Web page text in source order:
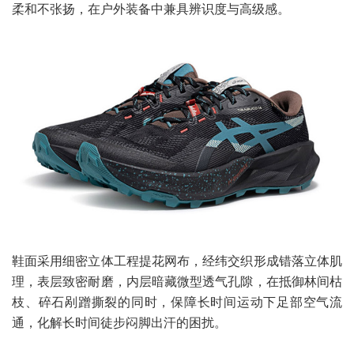
柔和不张扬，在户外装备中兼具辨识度与高级感。
鞋面采用细密立体工程提花网布，经纬交织形成错落立体肌
理，表层致密耐磨，内层暗藏微型透气孔隙，在抵御林间枯
枝、碎石剐蹭撕裂的同时，保障长时间运动下足部空气流
通，化解长时间徒步闷脚出汗的困扰。